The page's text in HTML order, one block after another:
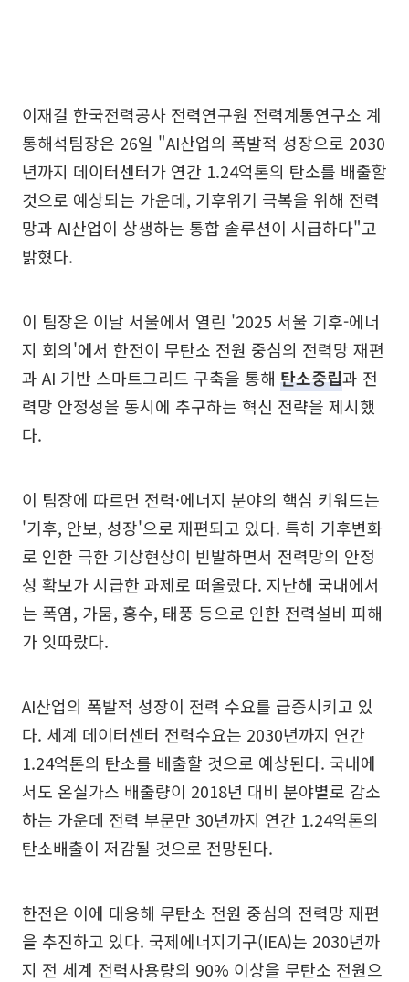
이재걸 한국전력공사 전력연구원 전력계통연구소 계
통해석팀장은 26일 "AI산업의 폭발적 성장으로 2030
년까지 데이터센터가 연간 1.24억톤의 탄소를 배출할
것으로 예상되는 가운데, 기후위기 극복을 위해 전력
망과 AI산업이 상생하는 통합 솔루션이 시급하다"고
밝혔다.
이 팀장은 이날 서울에서 열린 '2025 서울 기후-에너
지 회의'에서 한전이 무탄소 전원 중심의 전력망 재편
과 AI 기반 스마트그리드 구축을 통해 탄소중립과 전
력망 안정성을 동시에 추구하는 혁신 전략을 제시했
다.
이 팀장에 따르면 전력·에너지 분야의 핵심 키워드는
'기후, 안보, 성장'으로 재편되고 있다. 특히 기후변화
로 인한 극한 기상현상이 빈발하면서 전력망의 안정
성 확보가 시급한 과제로 떠올랐다. 지난해 국내에서
는 폭염, 가뭄, 홍수, 태풍 등으로 인한 전력설비 피해
가 잇따랐다.
AI산업의 폭발적 성장이 전력 수요를 급증시키고 있
다. 세계 데이터센터 전력수요는 2030년까지 연간
1.24억톤의 탄소를 배출할 것으로 예상된다. 국내에
서도 온실가스 배출량이 2018년 대비 분야별로 감소
하는 가운데 전력 부문만 30년까지 연간 1.24억톤의
탄소배출이 저감될 것으로 전망된다.
한전은 이에 대응해 무탄소 전원 중심의 전력망 재편
을 추진하고 있다. 국제에너지기구(IEA)는 2030년까
지 전 세계 전력사용량의 90% 이상을 무탄소 전원으